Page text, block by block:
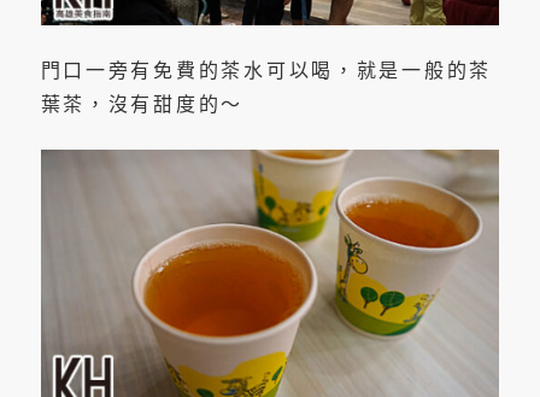
門口一旁有免費的茶水可以喝，就是一般的茶
葉茶，沒有甜度的～